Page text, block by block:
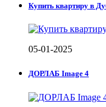
Купить квартиру в
05-01-2025
ДОРЛАБ Image 4